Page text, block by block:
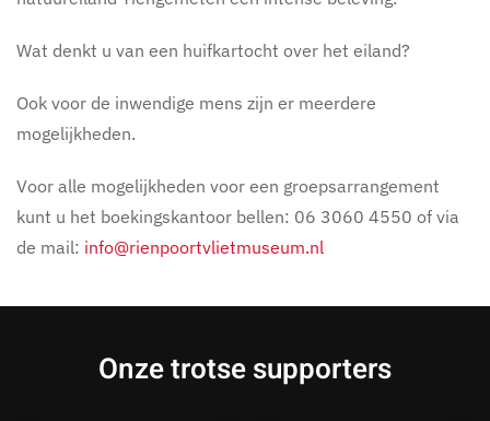
Wat denkt u van een huifkartocht over het eiland?
Ook voor de inwendige mens zijn er meerdere
mogelijkheden.
Voor alle mogelijkheden voor een groepsarrangement
kunt u het boekingskantoor bellen: 06 3060 4550 of via
de mail: info@rienpoortvlietmuseum.nl
Onze trotse supporters